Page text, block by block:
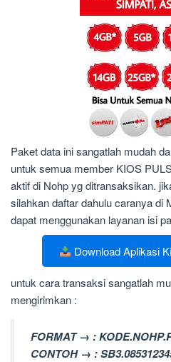
Paket data ini sangatlah mudah
untuk semua member KIOS
aktif di Nohp yg ditransaksikan.
silahkan daftar dahulu caranya di
dapat menggunakan layanan isi
Download Aplikasi
untuk cara transaksi sangatlah
mengirimkan :
FORMAT → :
CONTOH → :